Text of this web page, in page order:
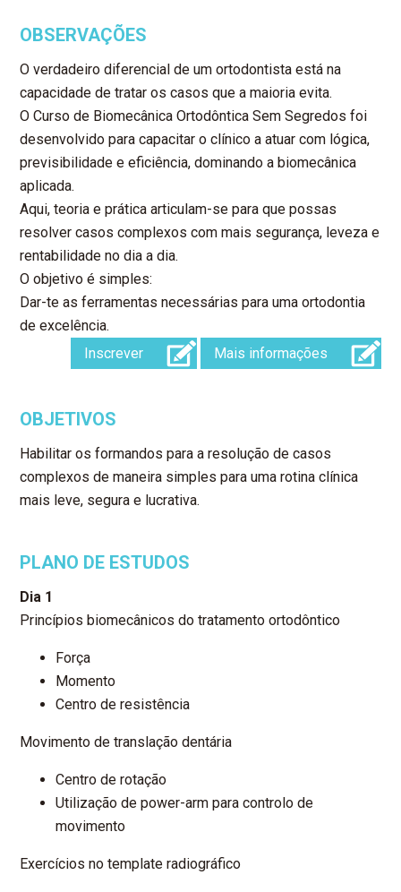
OBSERVAÇÕES
O verdadeiro diferencial de um ortodontista está na
capacidade de tratar os casos que a maioria evita.
O Curso de Biomecânica Ortodôntica Sem Segredos foi
desenvolvido para capacitar o clínico a atuar com lógica,
previsibilidade e eficiência, dominando a biomecânica
aplicada.
Aqui, teoria e prática articulam-se para que possas
resolver casos complexos com mais segurança, leveza e
rentabilidade no dia a dia.
O objetivo é simples:
Dar-te as ferramentas necessárias para uma ortodontia
de excelência.
Inscrever
Mais informações
OBJETIVOS
Habilitar os formandos para a resolução de casos
complexos de maneira simples para uma rotina clínica
mais leve, segura e lucrativa.
PLANO DE ESTUDOS
Dia 1
Princípios biomecânicos do tratamento ortodôntico
Força
Momento
Centro de resistência
Movimento de translação dentária
Centro de rotação
Utilização de power-arm para controlo de
movimento
Exercícios no template radiográfico